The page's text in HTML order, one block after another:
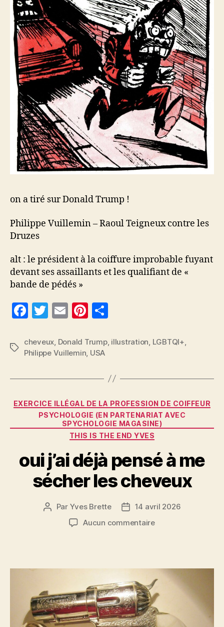
on a tiré sur Donald Trump !
Philippe Vuillemin – Raoul Teigneux contre les
Druzes
alt : le président à la coiffure improbable fuyant
devant ses assaillants et les qualifiant de «
bande de pédés »
F
c
e
b
o
k
T
itt
er
E
ai
l
Pi
er
es
t
rt
g
Étiquettes
cheveux Donald Trump, illustration LGBTQI+
Philippe Vuillemin USA
Catégories
EXERCICE ILLÉGAL DE LA PROFESSION DE COIFFEUR
PSYCHOLOGIE (EN PARTENARIAT AVEC
SPYCHOLOGIE MAGASINE)
THIS IS THE END YVES
oui j’ai déjà pensé à me
sécher les cheveux
Auteur
l’article
Par Yves Brette
Date14 avril 2026
Aucun commentairesur
pensé
à
sécher
les
cheveux